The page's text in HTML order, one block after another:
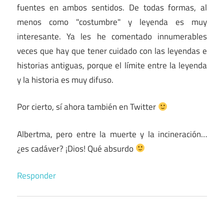
fuentes en ambos sentidos. De todas formas, al
menos como "costumbre" y leyenda es muy
interesante. Ya les he comentado innumerables
veces que hay que tener cuidado con las leyendas e
historias antiguas, porque el límite entre la leyenda
y la historia es muy difuso.
Por cierto, sí ahora también en Twitter
Albertma, pero entre la muerte y la incineración…
¿es cadáver? ¡Dios! Qué absurdo
Responder